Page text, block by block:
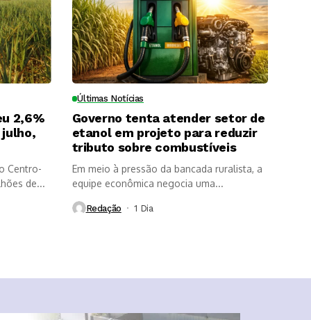
2,6%
julho,
Centro-
de...
Últimas Notícias
Governo tenta atender setor de
etanol em projeto para reduzir
tributo sobre combustíveis
Em meio à pressão da bancada ruralista, a
equipe econômica negocia uma...
Redação 1 Dia ⁮